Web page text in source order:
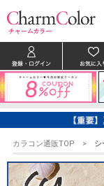
カラコン通販TOP シ